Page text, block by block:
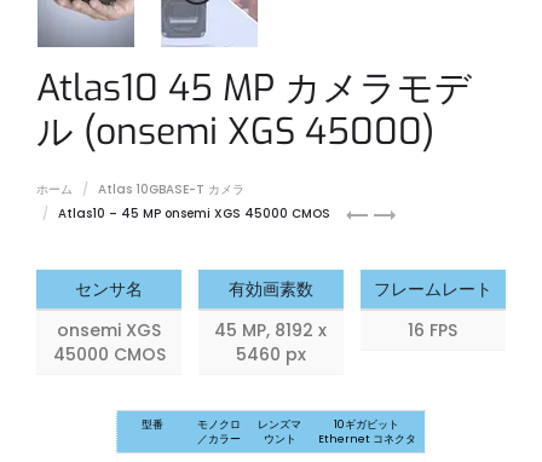
Atlas10 45 MP カメラモデ
ル (onsemi XGS 45000)
ホーム
Atlas 10GBASE-T カメラ
Atlas10 – 45 MP onsemi XGS 45000 CMOS
Atlas10
センサ名
onsemi XGS
45000 CMOS
有効画素数
45 MP, 8192 x
5460 px
フレームレート
16 FPS
型番
モノクロ
／カラー
レンズマ
ウント
10ギガビット
Ethernet コネクタ